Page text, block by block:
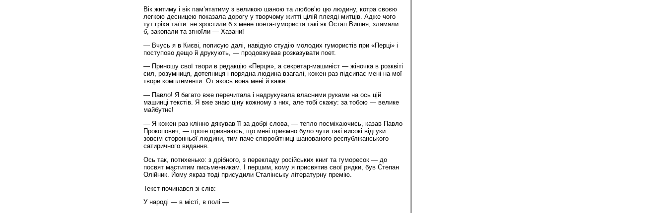
Вік житиму і вік пам’ятатиму з великою шаною та любов’ю цю людину, котра своєю
легкою десницею показала дорогу у творчому житті цілій плеяді митців. Адже чого
тут гріха таїти: не зростили б з мене поета-гумориста такі як Остап Вишня, зламали
б, закопали та згноїли — Хазани!
— Вчусь я в Києві, пописую далі, навідую студію молодих гумористів при «Перці» і
поступово дещо й друкують, — продовжував розказувати поет.
— Приношу свої твори в редакцію «Перця», а секретар-машиніст — жіночка в розквіті
сил, розумниця, дотепниця і порядна людина взагалі, кожен раз підсипає мені на мої
твори комплементи. От якось вона мені й каже:
— Павло! Я багато вже перечитала і надрукувала власними руками на ось цій
машинці текстів. Я вже знаю ціну кожному з них, але тобі скажу: за тобою — велике
майбутнє!
— Я кожен раз клінно дякував її за добрі слова, — тепло посміхаючись, казав Павло
Прокопович, — проте признаюсь, що мені приємно було чути такі високі відгуки
зовсім сторонньої людини, тим паче співробітниці шанованого республіканського
сатиричного видання.
Ось так, потихенько: з дрібного, з перекладу російських книг та гуморесок — до
посвят маститим письменникам. І першим, кому я присвятив свої рядки, був Степан
Олійник. Йому якраз тоді присудили Сталінську літературну премію.
Текст починався зі слів:
У народі — в місті, в полі —